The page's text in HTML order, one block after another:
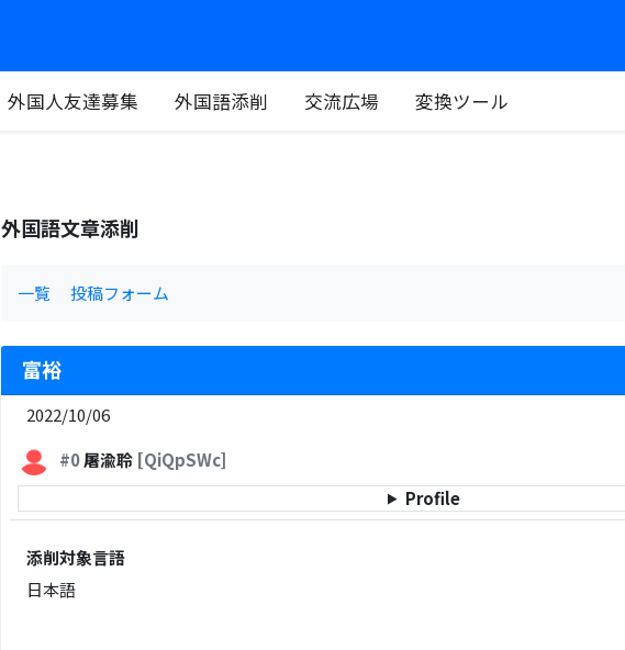
外国人友達募集 外国語添削 交流広場 変換ツール
外国語文章添削
一覧 投稿フォーム
富裕
2022/10/06
#0屠渝聆 [QiQpSWc]
Profile
添削対象言語
日本語